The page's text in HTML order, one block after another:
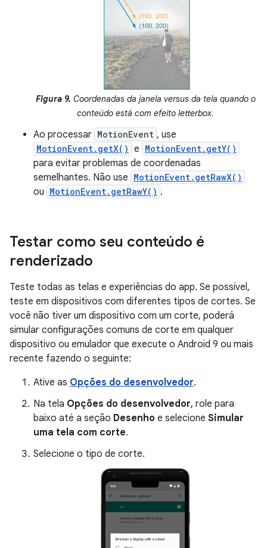
Figura 9. Coordenadas da janela versus da tela quando o
conteúdo está com efeito letterbox.
Ao processar MotionEvent , use
MotionEvent.getX() e MotionEvent.getY()
para evitar problemas de coordenadas
semelhantes. Não use MotionEvent.getRawX()
ou MotionEvent.getRawY() .
Testar como seu conteúdo é
renderizado
Teste todas as telas e experiências do app. Se possível,
teste em dispositivos com diferentes tipos de cortes. Se
você não tiver um dispositivo com um corte, poderá
simular configurações comuns de corte em qualquer
dispositivo ou emulador que execute o Android 9 ou mais
recente fazendo o seguinte:
Ative as Opções do desenvolvedor.
Na tela Opções do desenvolvedor, role para
baixo até a seção Desenho e selecione Simular
uma tela com corte.
Selecione o tipo de corte.